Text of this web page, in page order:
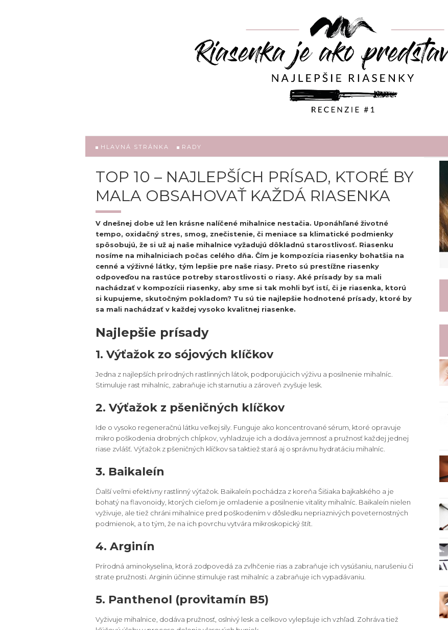
HLAVNÁ STRÁNKA RADY
TOP 10 – NAJLEPŠÍCH PRÍSAD, KTORÉ BY
MALA OBSAHOVAŤ KAŽDÁ RIASENKA
V dnešnej dobe už len krásne nalíčené mihalnice nestačia. Uponáhľané životné
tempo, oxidačný stres, smog, znečistenie, či meniace sa klimatické podmienky
spôsobujú, že si už aj naše mihalnice vyžadujú dôkladnú starostlivosť. Riasenku
nosíme na mihalniciach počas celého dňa. Čím je kompozícia riasenky bohatšia na
cenné a výživné látky, tým lepšie pre naše riasy. Preto sú prestížne riasenky
odpoveďou na rastúce potreby starostlivosti o riasy. Aké prísady by sa mali
nachádzať v kompozícii riasenky, aby sme si tak mohli byť istí, či je riasenka, ktorú
si kupujeme, skutočným pokladom? Tu sú tie najlepšie hodnotené prísady, ktoré by
sa mali nachádzať v každej vysoko kvalitnej riasenke.
Najlepšie prísady
1. Výťažok zo sójových klíčkov
Jedna z najlepších prírodných rastlinných látok, podporujúcich výživu a posilnenie mihalníc.
Stimuluje rast mihalníc, zabraňuje ich starnutiu a zároveň zvyšuje lesk.
2. Výťažok z pšeničných klíčkov
Ide o vysoko regeneračnú látku veľkej sily. Funguje ako koncentrované sérum, ktoré opravuje
mikro poškodenia drobných chĺpkov, vyhladzuje ich a dodáva jemnosť a pružnosť každej jednej
riase zvlášť. Výťažok z pšeničných klíčkov sa taktiež stará aj o správnu hydratáciu mihalníc.
3. Baikaleín
Ďalší veľmi efektívny rastlinný výťažok. Baikaleín pochádza z koreňa Šišiaka bajkalského a je
bohatý na flavonoidy, ktorých cieľom je omladenie a posilnenie vitality mihalníc. Baikaleín nielen
vyživuje, ale tiež chráni mihalnice pred poškodením v dôsledku nepriaznivých poveternostných
podmienok, a to tým, že na ich povrchu vytvára mikroskopický štít.
4. Arginín
Prírodná aminokyselina, ktorá zodpovedá za zvlhčenie rias a zabraňuje ich vysúšaniu, narušeniu či
strate pružnosti. Arginín účinne stimuluje rast mihalníc a zabraňuje ich vypadávaniu.
5. Panthenol (provitamín B5)
Vyživuje mihalnice, dodáva pružnosť, oslnivý lesk a celkovo vylepšuje ich vzhľad. Zohráva tiež